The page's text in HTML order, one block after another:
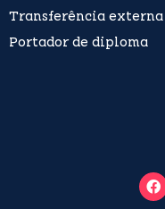
Transferência externa
Portador de diploma
F
a